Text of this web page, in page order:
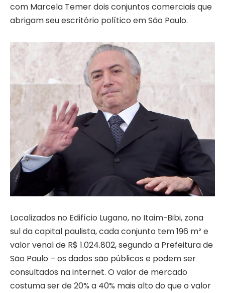
com Marcela Temer dois conjuntos comerciais que
abrigam seu escritório político em São Paulo.
Localizados no Edifício Lugano, no Itaim-Bibi, zona
sul da capital paulista, cada conjunto tem 196 m² e
valor venal de R$ 1.024.802, segundo a Prefeitura de
São Paulo – os dados são públicos e podem ser
consultados na internet. O valor de mercado
costuma ser de 20% a 40% mais alto do que o valor